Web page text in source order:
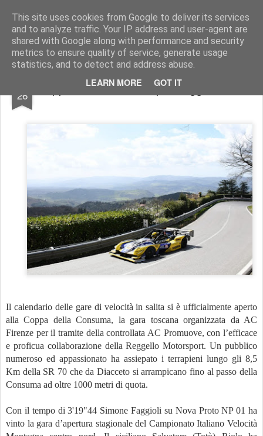
This site uses cookies from Google to deliver its services
and to analyze traffic. Your IP address and user-agent are
shared with Google along with performance and security
metrics to ensure quality of service, generate usage
statistics, and to detect and address abuse.
LEARN MORE GOT IT
AutoMotoCorse. Motorsport Random News 280912
26 Coppa della Consuma per Faggioli e Riolo
Il calendario delle gare di velocità in salita si è ufficialmente aperto
alla Coppa della Consuma, la gara toscana organizzata da AC
Firenze per il tramite della controllata AC Promuove, con l’efficace
e proficua collaborazione della Reggello Motorsport. Un pubblico
numeroso ed appassionato ha assiepato i terrapieni lungo gli 8,5
Km della SR 70 che da Diacceto si arrampicano fino al passo della
Consuma ad oltre 1000 metri di quota.
Con il tempo di 3'19"44 Simone Faggioli su Nova Proto NP 01 ha
vinto la gara d’apertura stagionale del Campionato Italiano Velocità